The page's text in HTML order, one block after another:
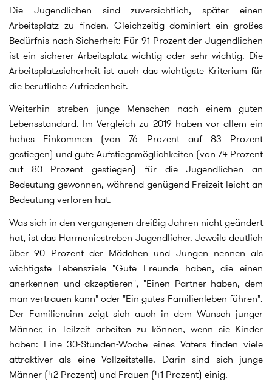
Die Jugendlichen sind zuversichtlich, später einen
Arbeitsplatz zu finden. Gleichzeitig dominiert ein großes
Bedürfnis nach Sicherheit: Für 91 Prozent der Jugendlichen
ist ein sicherer Arbeitsplatz wichtig oder sehr wichtig. Die
Arbeitsplatzsicherheit ist auch das wichtigste Kriterium für
die berufliche Zufriedenheit.
Weiterhin streben junge Menschen nach einem guten
Lebensstandard. Im Vergleich zu 2019 haben vor allem ein
hohes Einkommen (von 76 Prozent auf 83 Prozent
gestiegen) und gute Aufstiegsmöglichkeiten (von 74 Prozent
auf 80 Prozent gestiegen) für die Jugendlichen an
Bedeutung gewonnen, während genügend Freizeit leicht an
Bedeutung verloren hat.
Was sich in den vergangenen dreißig Jahren nicht geändert
hat, ist das Harmoniestreben Jugendlicher. Jeweils deutlich
über 90 Prozent der Mädchen und Jungen nennen als
wichtigste Lebensziele "Gute Freunde haben, die einen
anerkennen und akzeptieren", "Einen Partner haben, dem
man vertrauen kann" oder "Ein gutes Familienleben führen".
Der Familiensinn zeigt sich auch in dem Wunsch junger
Männer, in Teilzeit arbeiten zu können, wenn sie Kinder
haben: Eine 30-Stunden-Woche eines Vaters finden viele
attraktiver als eine Vollzeitstelle. Darin sind sich junge
Männer (42 Prozent) und Frauen (41 Prozent) einig.